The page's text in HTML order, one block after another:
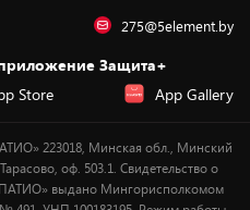
275@5element.by
Защита+
Store App Gallery
223018, Минская обл., Минский
оф. 503.1. Свидетельство о
выдано Мингорисполкомом